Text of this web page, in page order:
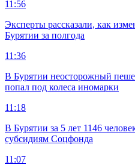
11:56
Эксперты рассказали, как
Бурятии за полгода
11:36
В Бурятии неосторожный
попал под колеса иномарки
11:18
В Бурятии за 5 лет 1146
субсидиям Соцфонда
11:07